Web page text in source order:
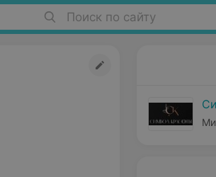
Поиск по сайту